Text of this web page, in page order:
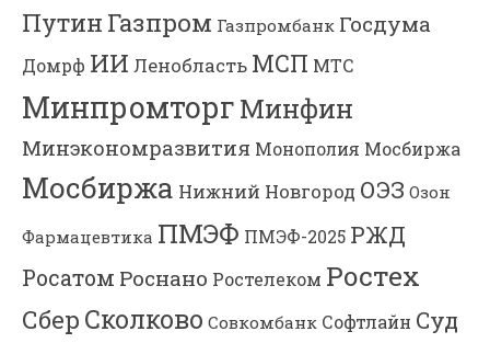
Путин Газпром Газпромбанк Госдума
Домрф ИИ Ленобласть МСП МТС
МинпромторгМинфин
Минэкономразвития Монополия Мосбиржа
Мосбиржа Нижний Новгород ОЭЗ Озон
Фармацевтика ПМЭФ ПМЭФ-2025 РЖД
Росатом Роснано Ростелеком Ростех
Сбер Сколково Совкомбанк Софтлайн Суд